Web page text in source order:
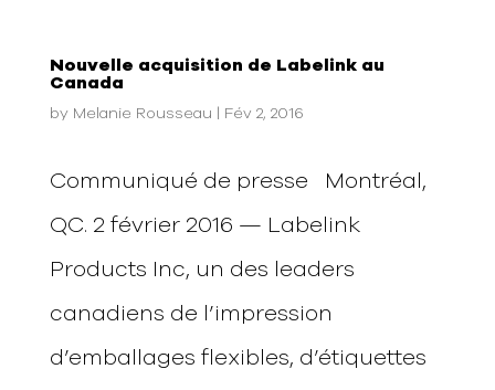
Nouvelle acquisition de Labelink au
Canada
by Melanie Rousseau Fév 2, 2016
Communiqué de presse Montréal,
QC. 2 février 2016 — Labelink
Products Inc, un des leaders
canadiens de l’impression
d’emballages flexibles, d’étiquettes